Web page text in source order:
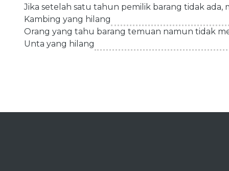
Jika setelah satu tahun pemilik barang tidak
Kambing yang hilang
Orang yang tahu barang temuan namun tidak
Unta yang hilang